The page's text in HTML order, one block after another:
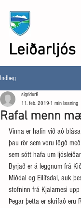
Leiðarljós
Indlæg
Rafal menn
sigridur8
11. feb. 2019 1 min læsning
Vinna er hafin við að
þau rör sem voru lögð
sem sótt hafa um
Byrjað er á leggnum frá
Miðdal og Eilífsdal, auk
stofninn frá Kjalarnesi
Þegar þetta er skrifað eru